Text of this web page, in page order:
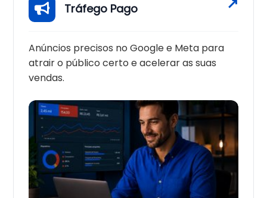
Tráfego Pago
Anúncios precisos no Google e Meta para
atrair o público certo e acelerar as suas
vendas.